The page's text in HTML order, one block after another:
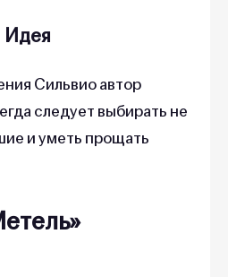
Идея
Сильвио автор
следует выбирать не
и уметь прощать